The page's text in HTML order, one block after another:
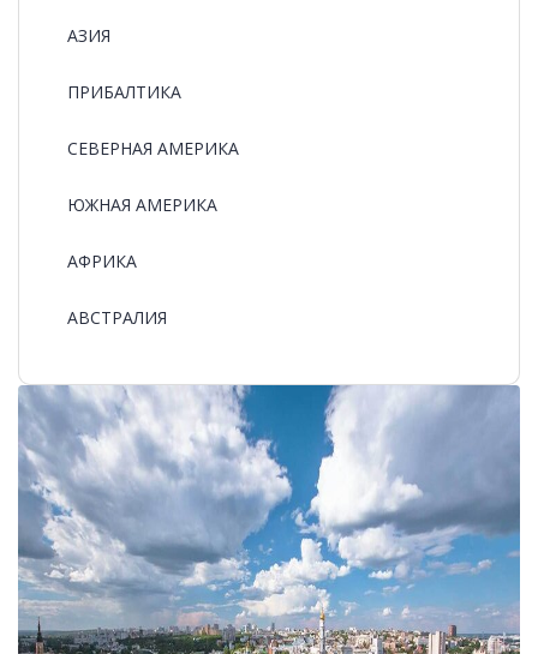
АЗИЯ
ПРИБАЛТИКА
СЕВЕРНАЯ АМЕРИКА
ЮЖНАЯ АМЕРИКА
АФРИКА
АВСТРАЛИЯ